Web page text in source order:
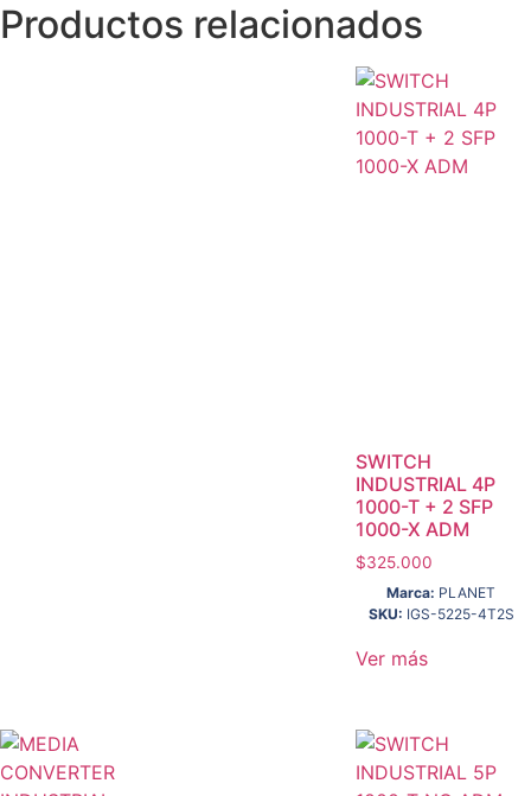
Productos relacionados
SWITCH
INDUSTRIAL 4P
1000-T + 2 SFP
1000-X ADM
$325.000
Marca: PLANET
SKU: IGS-5225-4T2S
Ver más